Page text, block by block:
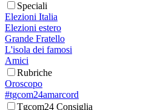
Speciali
Elezioni Italia
Elezioni estero
Grande Fratello
L'isola dei famosi
Amici
Rubriche
Oroscopo
#tgcom24amarcord
Tgcom24 Consiglia